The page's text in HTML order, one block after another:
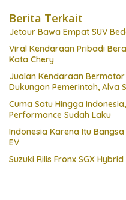
Berita Terkait
Jetour Bawa Empat SUV
Viral Kendaraan Pribadi
Kata Chery
Jualan Kendaraan
Dukungan Pemerintah, Alva
Cuma Satu Hingga
Performance Sudah Laku
Indonesia Karena Itu
EV
Suzuki Rilis Fronx SGX